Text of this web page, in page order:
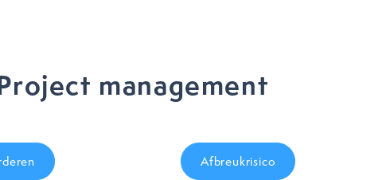
management
Afbreukrisico